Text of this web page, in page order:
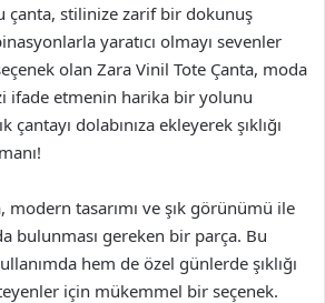
çanta, stilinize zarif bir dokunuş
yaratıcı olmayı sevenler
olan Zara Vinil Tote Çanta, moda
ifade etmenin harika bir yolunu
çantayı dolabınıza ekleyerek şıklığı
modern tasarımı ve şık görünümü ile
bulunması gereken bir parça. Bu
hem de özel günlerde şıklığı
için mükemmel bir seçenek.